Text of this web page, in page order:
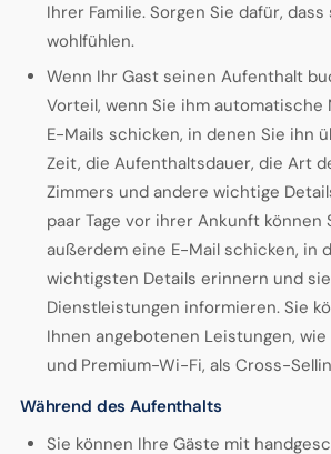
Ihrer Familie. Sorgen Sie dafür,
wohlfühlen.
Wenn Ihr Gast seinen Aufenthalt
Vorteil, wenn Sie ihm
E-Mails schicken, in denen Sie ihn
Zeit, die Aufenthaltsdauer, die Art
Zimmers und andere wichtige
paar Tage vor ihrer Ankunft können
außerdem eine E-Mail schicken, in
wichtigsten Details erinnern und
Dienstleistungen informieren. Sie
Ihnen angebotenen Leistungen, wie
und Premium-Wi-Fi, als Cross-
Während des Aufenthalts
Sie können Ihre Gäste mit